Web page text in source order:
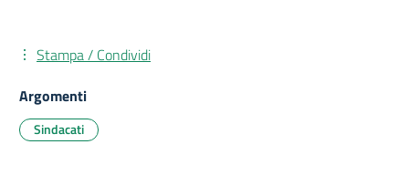
Stampa / Condividi
Argomenti
Sindacati